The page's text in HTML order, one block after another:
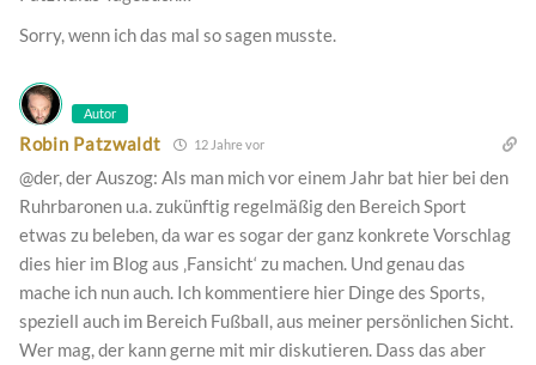
Sorry, wenn ich das mal so sagen musste.
Autor
Robin Patzwaldt 12 Jahre vor
@der, der Auszog: Als man mich vor einem Jahr bat hier bei den
Ruhrbaronen u.a. zukünftig regelmäßig den Bereich Sport
etwas zu beleben, da war es sogar der ganz konkrete Vorschlag
dies hier im Blog aus ‚Fansicht‘ zu machen. Und genau das
mache ich nun auch. Ich kommentiere hier Dinge des Sports,
speziell auch im Bereich Fußball, aus meiner persönlichen Sicht.
Wer mag, der kann gerne mit mir diskutieren. Dass das aber